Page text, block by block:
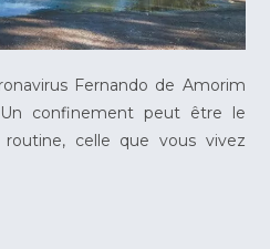
Fernando de Amorim
confinement peut être le
celle que vous vivez